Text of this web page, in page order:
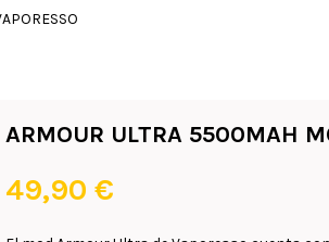
ARMOUR ULTRA 5500MAH
49,90 €